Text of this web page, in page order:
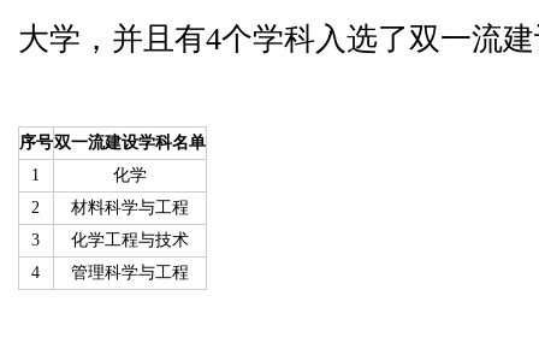
大学，并且有4个学科入选了双一流
序号双一流建设学科名单
1
化学
2
材料科学与工程
3
化学工程与技术
4
管理科学与工程